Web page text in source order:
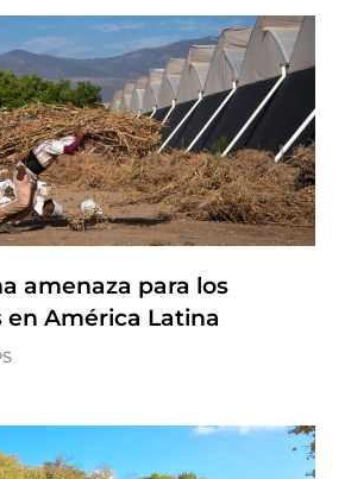
amenaza para los
América Latina